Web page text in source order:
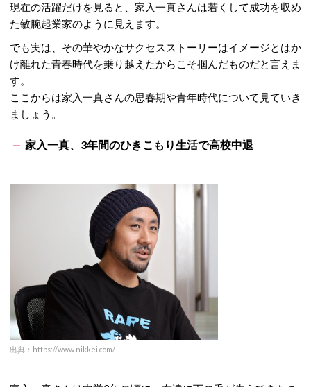
現在の活躍だけを見ると、家入一真さんは若くして成功を収め
た敏腕起業家のように見えます。
でも実は、その華やかなサクセスストーリーはイメージとはか
け離れた青春時代を乗り越えたからこそ掴んだものだと言えま
す。
ここからは家入一真さんの思春期や青年時代について見ていき
ましょう。
家入一真、3年間のひきこもり生活で高校中退
出典：https://www.nikkei.com/